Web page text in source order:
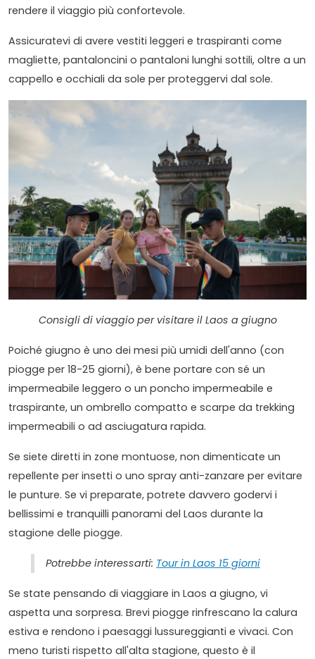
rendere il viaggio più confortevole.
Assicuratevi di avere vestiti leggeri e traspiranti come
magliette, pantaloncini o pantaloni lunghi sottili, oltre a un
cappello e occhiali da sole per proteggervi dal sole.
Consigli di viaggio per visitare il Laos a giugno
Poiché giugno è uno dei mesi più umidi dell'anno (con
piogge per 18-25 giorni), è bene portare con sé un
impermeabile leggero o un poncho impermeabile e
traspirante, un ombrello compatto e scarpe da trekking
impermeabili o ad asciugatura rapida.
Se siete diretti in zone montuose, non dimenticate un
repellente per insetti o uno spray anti-zanzare per evitare
le punture. Se vi preparate, potrete davvero godervi i
bellissimi e tranquilli panorami del Laos durante la
stagione delle piogge.
Potrebbe interessarti: Tour in Laos 15 giorni
Se state pensando di viaggiare in Laos a giugno, vi
aspetta una sorpresa. Brevi piogge rinfrescano la calura
estiva e rendono i paesaggi lussureggianti e vivaci. Con
meno turisti rispetto all'alta stagione, questo è il